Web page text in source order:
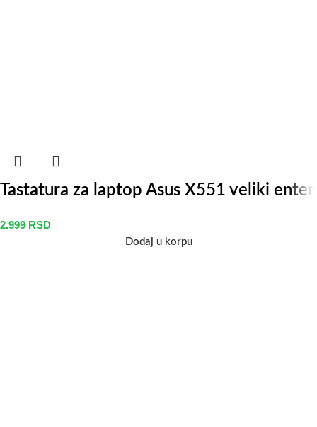
Tastatura za laptop Asus X551 veliki enter
2.999 RSD
Dodaj u korpu